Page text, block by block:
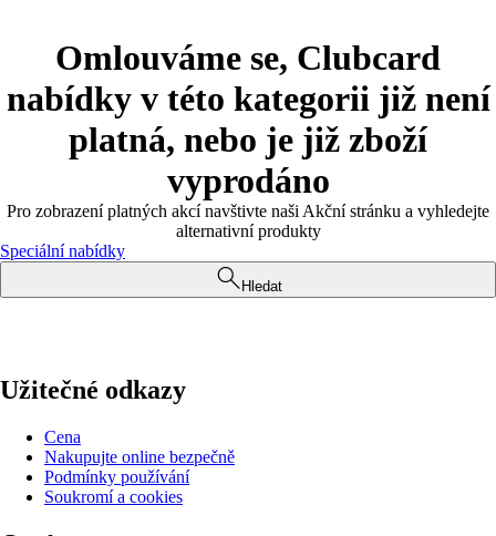
Omlouváme se, Clubcard
nabídky v této kategorii již není
platná, nebo je již zboží
vyprodáno
Pro zobrazení platných akcí navštivte naši Akční stránku a vyhledejte
alternativní produkty
Speciální nabídky
Hledat
Užitečné odkazy
Cena
Nakupujte online bezpečně
Podmínky používání
Soukromí a cookies